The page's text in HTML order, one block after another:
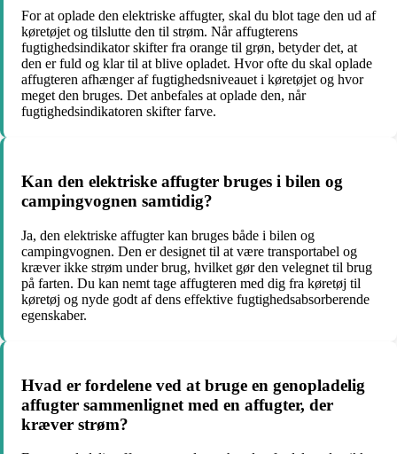
For at oplade den elektriske affugter, skal du blot tage den ud af
køretøjet og tilslutte den til strøm. Når affugterens
fugtighedsindikator skifter fra orange til grøn, betyder det, at
den er fuld og klar til at blive opladet. Hvor ofte du skal oplade
affugteren afhænger af fugtighedsniveauet i køretøjet og hvor
meget den bruges. Det anbefales at oplade den, når
fugtighedsindikatoren skifter farve.
Kan den elektriske affugter bruges i bilen og
campingvognen samtidig?
Ja, den elektriske affugter kan bruges både i bilen og
campingvognen. Den er designet til at være transportabel og
kræver ikke strøm under brug, hvilket gør den velegnet til brug
på farten. Du kan nemt tage affugteren med dig fra køretøj til
køretøj og nyde godt af dens effektive fugtighedsabsorberende
egenskaber.
Hvad er fordelene ved at bruge en genopladelig
affugter sammenlignet med en affugter, der
kræver strøm?